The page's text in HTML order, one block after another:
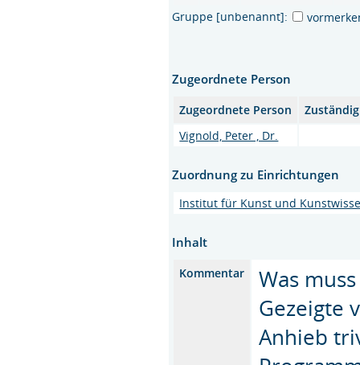
Gruppe [unbenannt]:
Zugeordnete Person
Zugeordnete Person
Vignold, Peter , Dr.
Zuordnung zu Einrichtungen
Institut für Kunst und
Inhalt
Kommentar
Was
Gezeigte
Anhieb